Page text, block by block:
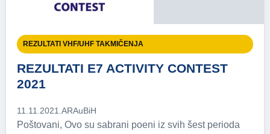
REZULTATI VHF/UHF TAKMIČENJA
REZULTATI E7 ACTIVITY CONTEST
2021
11.11.2021.ARAuBiH
Poštovani, Ovo su sabrani poeni iz svih šest perioda